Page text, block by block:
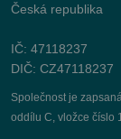
Česká republika
IČ: 47118237
DIČ: CZ47118237
Společnost je
oddílu C, vložce číslo